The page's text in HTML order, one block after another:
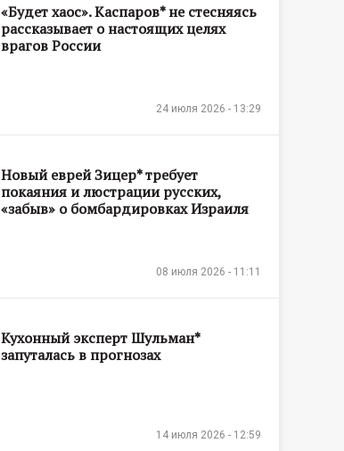
«Будет хаос». Каспаров* не стесняясь
рассказывает о настоящих целях
врагов России
24 июля 2026 - 13:29
Новый еврей Зицер* требует
покаяния и люстрации русских,
«забыв» о бомбардировках Израиля
08 июля 2026 - 11:11
Кухонный эксперт Шульман*
запуталась в прогнозах
14 июля 2026 - 12:59